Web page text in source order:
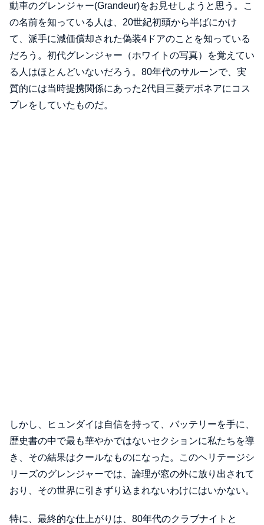
動車のグレンジャー(Grandeur)をお見せしようと思う。こ
の名前を知っている人は、20世紀初頭から半ばにかけ
て、派手に減価償却された偽装4ドアのことを知っている
だろう。初代グレンジャー（ホワイトの写真）を覚えてい
る人はほとんどいないだろう。80年代のサルーンで、実
質的には当時提携関係にあった2代目三菱デボネアにコス
プレをしていたものだ。
しかし、ヒュンダイは自信を持って、バッテリーを手に、
歴史書の中で最も華やかではないセクションに私たちを導
き、その結果はクールなものになった。このヘリテージシ
リーズのグレンジャーでは、論理が窓の外に放り出されて
おり、その世界に引きずり込まれないわけにはいかない。
特に、最終的な仕上がりは、80年代のクラブナイトと